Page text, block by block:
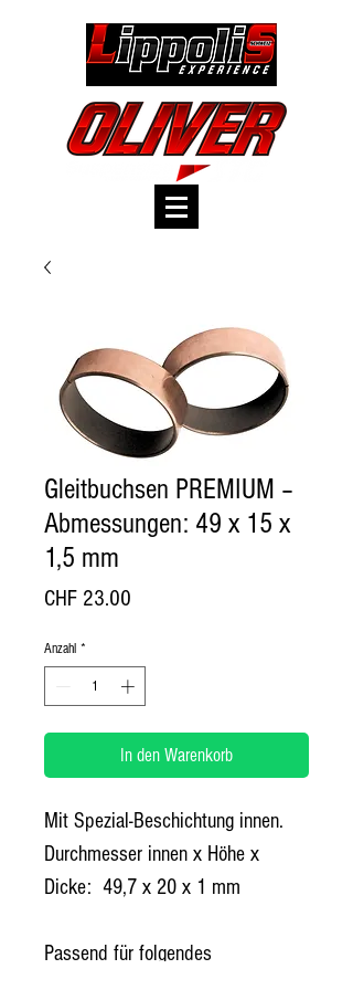
Gleitbuchsen PREMIUM –
Abmessungen: 49 x 15 x
1,5 mm
CHF 23.00
Anzahl *
In den Warenkorb
Mit Spezial-Beschichtung innen.
Durchmesser innen x Höhe x
Dicke:  49,7 x 20 x 1 mm
Passend für folgendes